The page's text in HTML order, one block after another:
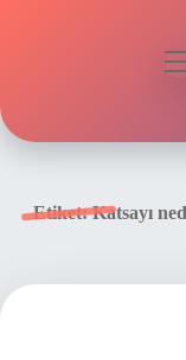
Politikası
Etiket:Katsayı